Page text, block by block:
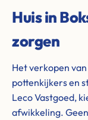
Huis in
zorgen
Het verkopen
pottenkijkers en
Leco Vastgoed,
afwikkeling.